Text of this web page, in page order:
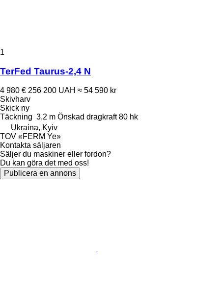
1
TerFed Taurus-2,4 N
4 980 € 256 200 UAH ≈ 54 590 kr
Skivharv
Skick ny
Täckning 3,2 m Önskad dragkraft 80 hk
Ukraina, Kyiv
TOV «FERM Ye»
Kontakta säljaren
Säljer du maskiner eller fordon?
Du kan göra det med oss!
Publicera en annons